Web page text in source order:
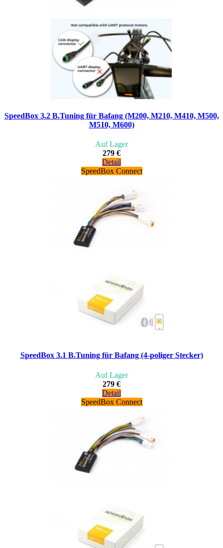
SpeedBox 3.2 B.Tuning für Bafang (M200, M210, M410, M500,
M510, M600)
Auf Lager
279 €
Detail
SpeedBox Connect
SpeedBox 3.1 B.Tuning für Bafang (4-poliger Stecker)
Auf Lager
279 €
Detail
SpeedBox Connect